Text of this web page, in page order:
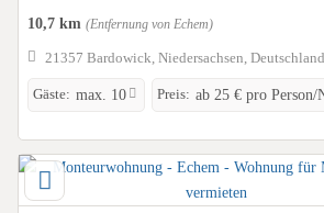
10,7 km (Entfernung von Echem)
21357 Bardowick, Niedersachsen, Deutschland
Gäste: max. 10 Preis: ab 25 € pro Person/